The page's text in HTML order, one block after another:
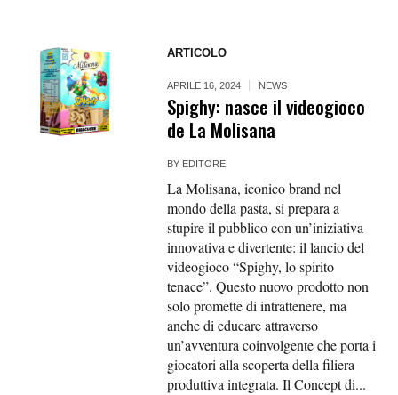
ARTICOLO
APRILE 16, 2024 NEWS
Spighy: nasce il videogioco
de La Molisana
BY EDITORE
La Molisana, iconico brand nel
mondo della pasta, si prepara a
stupire il pubblico con un’iniziativa
innovativa e divertente: il lancio del
videogioco “Spighy, lo spirito
tenace”. Questo nuovo prodotto non
solo promette di intrattenere, ma
anche di educare attraverso
un’avventura coinvolgente che porta i
giocatori alla scoperta della filiera
produttiva integrata. Il Concept di...